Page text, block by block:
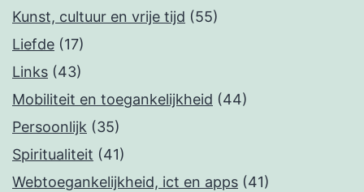
Kunst, cultuur en vrije tijd (55)
Liefde (17)
Links (43)
Mobiliteit en toegankelijkheid (44)
Persoonlijk (35)
Spiritualiteit (41)
Webtoegankelijkheid, ict en apps (41)